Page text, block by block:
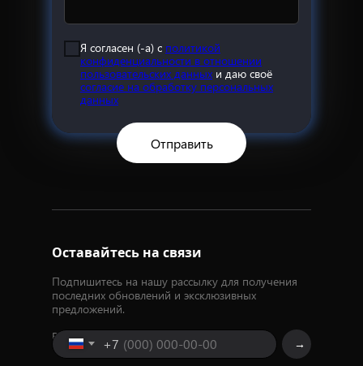
Я согласен (-а) с политикой
конфиденциальности в отношении
пользовательских данных и даю своё
согласие на обработку персональных
данных
Отправить
Оставайтесь на связи
Подпишитесь на нашу рассылку для получения
последних обновлений и эксклюзивных
предложений.
Введите ваш номер телефона
+7 →